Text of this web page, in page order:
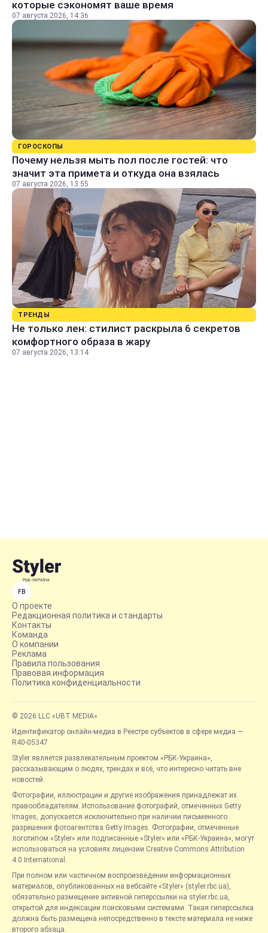
которые сэкономят ваше время
07 августа 2026, 14:36
ГОРОСКОПЫ
Почему нельзя мыть пол после гостей: что
значит эта примета и откуда она взялась
07 августа 2026, 13:55
ТРЕНДЫ
Не только лен: стилист раскрыла 6 секретов
комфортного образа в жару
07 августа 2026, 13:14
FB
О проекте
Редакционная политика и стандарты
Контакты
Команда
О компании
Реклама
Правила пользования
Правовая информация
Политика конфиденциальности
© 2026 LLC «UBT MEDIA»
Идентификатор онлайн-медиа в Реестре субъектов в сфере медиа —
R40-05347
Styler является развлекательным проектом «РБК-Украина»,
рассказывающим о людях, трендах и всё, что интересно читать вне
новостей.
Фотографии, иллюстрации и другие изображения принадлежат их
правообладателям. Использование фотографий, отмеченных Getty
Images, допускается исключительно при наличии письменного
разрешения фотоагентства Getty Images. Фотографии, отмеченные
логотипом «Styler» или подписанные «Styler» или «РБК-Украина», могут
использоваться на условиях лицензии Creative Commons Attribution
4.0 International.
При полном или частичном воспроизведении информационных
материалов, опубликованных на вебсайте «Styler» (styler.rbc.ua),
обязательно размещение активной гиперссылки на styler.rbc.ua,
открытой для индексации поисковыми системами. Такая гиперссылка
должна быть размещена непосредственно в тексте материала не ниже
второго абзаца.